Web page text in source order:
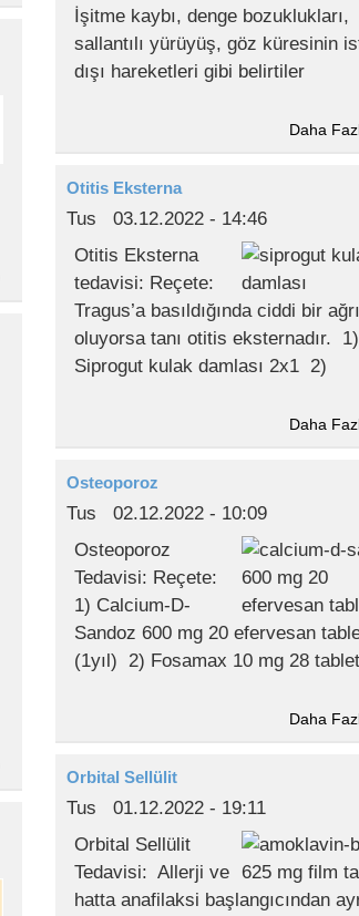
İşitme kaybı, denge bozuklukları,
sallantılı yürüyüş, göz küresinin
dışı hareketleri gibi belirtiler
Daha
Otitis Eksterna
Tus
03.12.2022 - 14:46
Otitis Eksterna
tedavisi: Reçete:
Tragus’a basıldığında ciddi bir ağrı
oluyorsa tanı otitis eksternadır. 1)
Siprogut kulak damlası 2x1 2)
Daha
Osteoporoz
Tus
02.12.2022 - 10:09
Osteoporoz
Tedavisi: Reçete:
1) Calcium-D-
Sandoz 600 mg 20 efervesan
(1yıl) 2) Fosamax 10 mg 28 tablet
Daha
Orbital Sellülit
Tus
01.12.2022 - 19:11
Orbital Sellülit
Tedavisi: Allerji ve
hatta anafilaksi başlangıcından